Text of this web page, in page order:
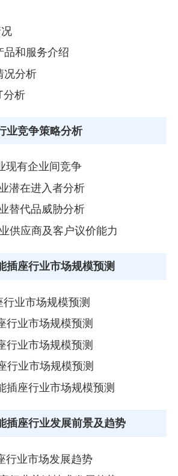
品和服务介绍
况分析
分析
业竞争策略分析
现有企业间竞争
潜在进入者分析
替代品威胁分析
供应商及客户议价能力
插座行业市场规模预测
行业市场规模预测
行业市场规模预测
行业市场规模预测
行业市场规模预测
插座行业市场规模预测
插座行业发展前景及趋势
行业市场发展趋势